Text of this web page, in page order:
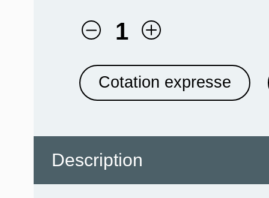
1
Cotation expresse
Description